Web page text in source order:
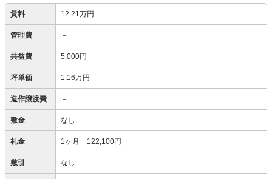
賃料 12.21万円
管理費 －
共益費 5,000円
坪単価 1.16万円
造作譲渡費 －
敷金 なし
礼金 1ヶ月 122,100円
敷引 なし